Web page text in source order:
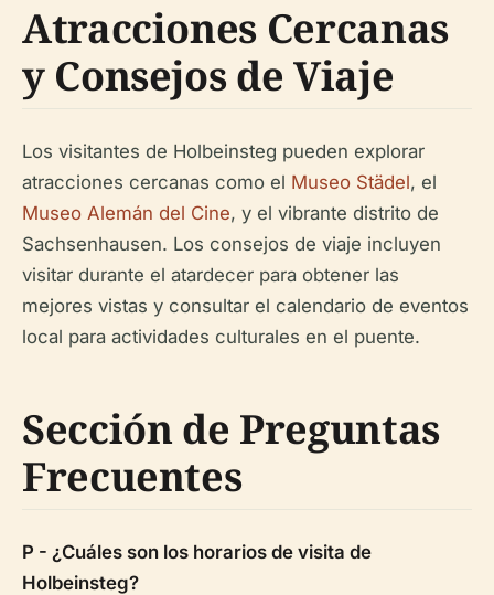
Atracciones Cercanas
y Consejos de Viaje
Los visitantes de Holbeinsteg pueden explorar
atracciones cercanas como el Museo Städel, el
Museo Alemán del Cine, y el vibrante distrito de
Sachsenhausen. Los consejos de viaje incluyen
visitar durante el atardecer para obtener las
mejores vistas y consultar el calendario de eventos
local para actividades culturales en el puente.
Sección de Preguntas
Frecuentes
P - ¿Cuáles son los horarios de visita de
Holbeinsteg?